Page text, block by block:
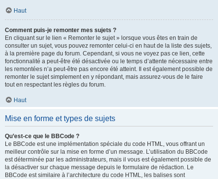
Haut
Comment puis-je remonter mes sujets ?
En cliquant sur le lien « Remonter le sujet » lorsque vous êtes en train de
consulter un sujet, vous pouvez remonter celui-ci en haut de la liste des sujets,
à la première page du forum. Cependant, si vous ne voyez pas ce lien, cette
fonctionnalité a peut-être été désactivée ou le temps d’attente nécessaire entre
les remontées n’a peut-être pas encore été atteint. Il est également possible de
remonter le sujet simplement en y répondant, mais assurez-vous de le faire
tout en respectant les règles du forum.
Haut
Mise en forme et types de sujets
Qu’est-ce que le BBCode ?
Le BBCode est une implémentation spéciale du code HTML, vous offrant un
meilleur contrôle sur la mise en forme d’un message. L’utilisation du BBCode
est déterminée par les administrateurs, mais il vous est également possible de
la désactiver sur chaque message depuis le formulaire de rédaction. Le
BBCode est similaire à l’architecture du code HTML, les balises sont